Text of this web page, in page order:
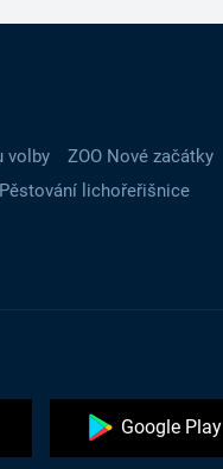
volby
ZOO Nové začátky
Pěstování lichořeřišnice
Google Play